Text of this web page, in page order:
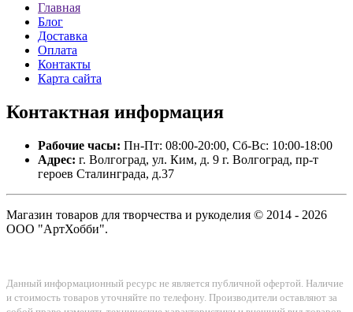
Главная
Блог
Доставка
Оплата
Контакты
Карта сайта
Контактная информация
Рабочие часы: Пн-Пт: 08:00-20:00, Сб-Вс: 10:00-18:00
Адрес: г. Волгоград, ул. Ким, д. 9 г. Волгоград, пр-т
героев Сталинграда, д.37
Магазин товаров для творчества и рукоделия © 2014 - 2026
ООО "АртХобби".
Данный информационный ресурс не является публичной офертой. Наличие
и стоимость товаров уточняйте по телефону. Производители оставляют за